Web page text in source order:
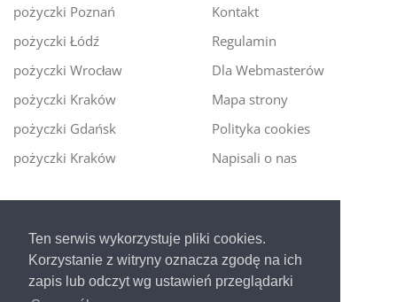
Ten serwis wykorzystuje pliki cookies.
Korzystanie z witryny oznacza zgodę na ich
zapis lub odczyt wg ustawień przeglądarki
pożyczki Poznań
pożyczki Łódź
pożyczki Wrocław
pożyczki Kraków
pożyczki Gdańsk
pożyczki Kraków
Kontakt
Regulamin
Dla Webmasterów
Mapa strony
Polityka cookies
Napisali o nas
Ekspert kredytowy online- nowa era szybkiego i
bezpiecznego pożyczania!